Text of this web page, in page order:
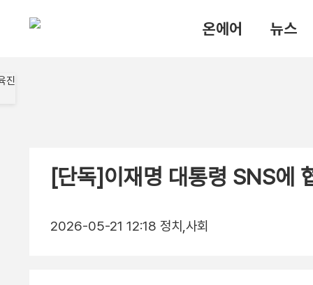
온에어 뉴스
[단독]이재명 대통령 SNS에
2026-05-21 12:18 정치,사회